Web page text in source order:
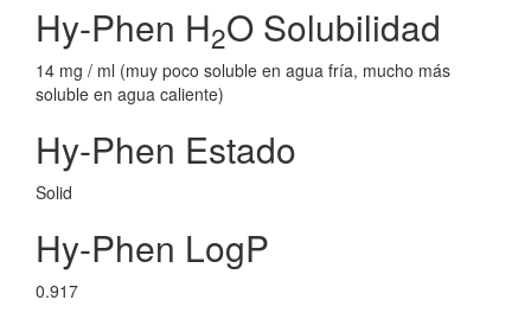
Hy-Phen H2O Solubilidad
14 mg / ml (muy poco soluble en agua fría, mucho más
soluble en agua caliente)
Hy-Phen Estado
Solid
Hy-Phen LogP
0.917